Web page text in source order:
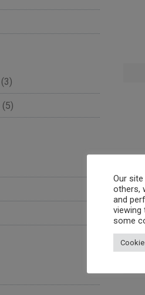
(3)
(5)
Our
others,
and
viewing
some